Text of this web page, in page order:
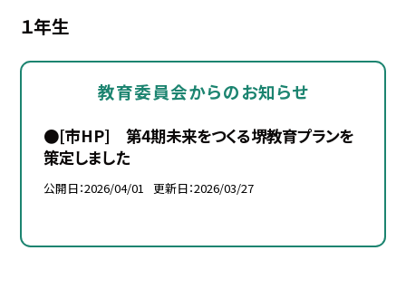
１年生
教育委員会からのお知らせ
●[市HP] 第4期未来をつくる堺教育プランを
策定しました
公開日 2026/04/01 更新日 2026/03/27